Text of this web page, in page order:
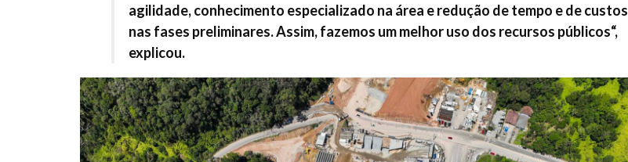
agilidade, conhecimento especializado na área e redução de tempo e de custos
nas fases preliminares. Assim, fazemos um melhor uso dos recursos públicos“,
explicou.